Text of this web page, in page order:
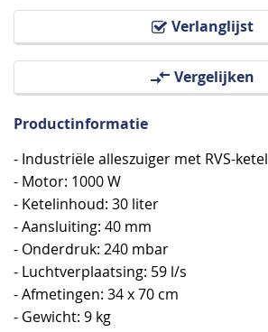
Verlanglijst
Vergelijken
van
Productinformatie
- Industriële alleszuiger met RVS-ketel
- Motor: 1000 W
- Ketelinhoud: 30 liter
- Aansluiting: 40 mm
- Onderdruk: 240 mbar
- Luchtverplaatsing: 59 l/s
- Afmetingen: 34 x 70 cm
- Gewicht: 9 kg